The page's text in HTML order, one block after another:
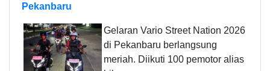
Pekanbaru
Gelaran Vario Street Nation 2026
di Pekanbaru berlangsung
meriah. Diikuti 100 pemotor alias